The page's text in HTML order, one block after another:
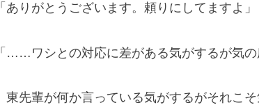
「ありがとうございます。頼りにしてますよ」
「……ワシとの対応に差がある気がするが気の
東先輩が何か言っている気がするがそれこそ